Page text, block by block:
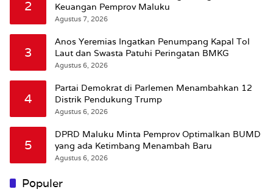
2
Keuangan Pemprov Maluku
Agustus 7, 2026
3
Anos Yeremias Ingatkan Penumpang Kapal Tol
Laut dan Swasta Patuhi Peringatan BMKG
Agustus 6, 2026
4
Partai Demokrat di Parlemen Menambahkan 12
Distrik Pendukung Trump
Agustus 6, 2026
5
DPRD Maluku Minta Pemprov Optimalkan BUMD
yang ada Ketimbang Menambah Baru
Agustus 6, 2026
Populer